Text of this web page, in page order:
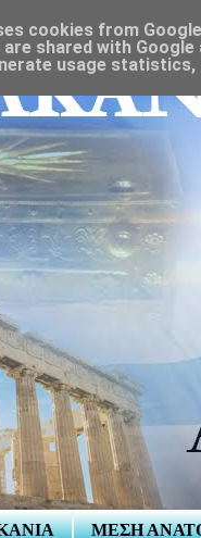
ΜΕΣΗ
cookies from
shared with
usage statistics,